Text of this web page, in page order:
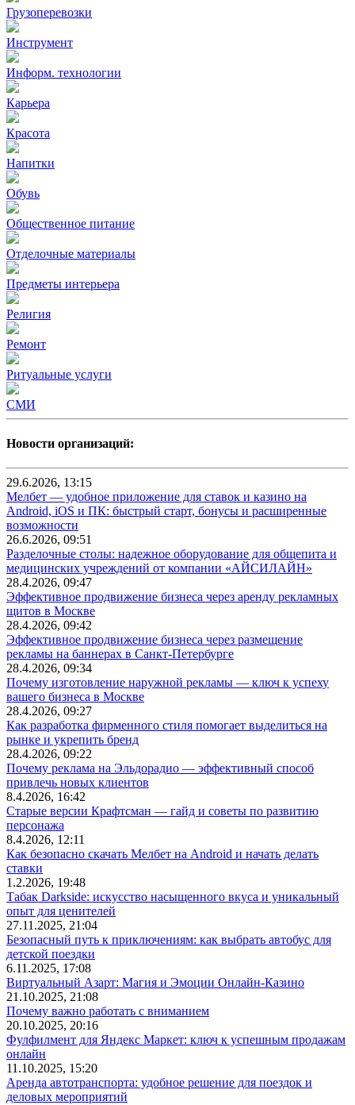
Грузоперевозки
Инструмент
Информ. технологии
Карьера
Красота
Напитки
Обувь
Общественное питание
Отделочные материалы
Предметы интерьера
Религия
Ремонт
Ритуальные услуги
СМИ
Новости организаций:
29.6.2026, 13:15
Мелбет — удобное приложение для ставок и казино на
Android, iOS и ПК: быстрый старт, бонусы и расширенные
возможности
26.6.2026, 09:51
Разделочные столы: надежное оборудование для общепита и
медицинских учреждений от компании «АЙСИЛАЙН»
28.4.2026, 09:47
Эффективное продвижение бизнеса через аренду рекламных
щитов в Москве
28.4.2026, 09:42
Эффективное продвижение бизнеса через размещение
рекламы на баннерах в Санкт-Петербурге
28.4.2026, 09:34
Почему изготовление наружной рекламы — ключ к успеху
вашего бизнеса в Москве
28.4.2026, 09:27
Как разработка фирменного стиля помогает выделиться на
рынке и укрепить бренд
28.4.2026, 09:22
Почему реклама на Эльдорадио — эффективный способ
привлечь новых клиентов
8.4.2026, 16:42
Старые версии Крафтсман — гайд и советы по развитию
персонажа
8.4.2026, 12:11
Как безопасно скачать Мелбет на Android и начать делать
ставки
1.2.2026, 19:48
Табак Darkside: искусство насыщенного вкуса и уникальный
опыт для ценителей
27.11.2025, 21:04
Безопасный путь к приключениям: как выбрать автобус для
детской поездки
6.11.2025, 17:08
Виртуальный Азарт: Магия и Эмоции Онлайн-Казино
21.10.2025, 21:08
Почему важно работать с вниманием
20.10.2025, 20:16
Фулфилмент для Яндекс Маркет: ключ к успешным продажам
онлайн
11.10.2025, 15:20
Аренда автотранспорта: удобное решение для поездок и
деловых мероприятий